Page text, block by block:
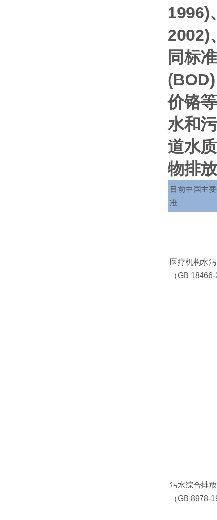
1996)
2002)
同标
价铬
水和
道水
物排
目前中国主
准
医疗机构水
（GB
污水综合排
（GB 8978-